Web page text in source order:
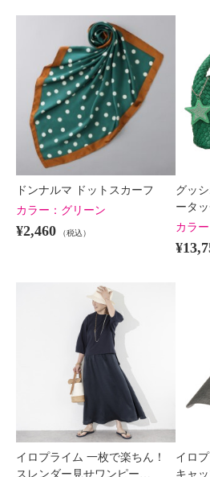
ドンナルマ ドットスカーフ
カラー： グリーン
¥2,460 （税込）
グッ
ータ
カラー
イロプライム 一枚で楽ちん！
スレンダー見せワンピー…
イロ
キャ